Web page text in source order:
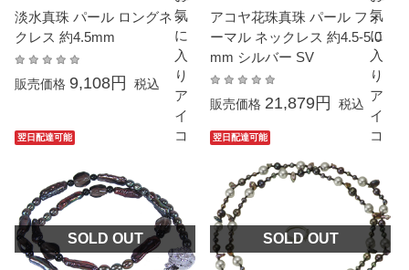
淡水真珠 パール ロングネッ
クレス 約4.5mm
販売価格 9,108円 税込
アコヤ花珠真珠 パール フォ
ーマル ネックレス 約4.5-5.0
mm シルバー SV
販売価格 21,879円 税込
翌日配達可能
SOLD OUT
翌日配達可能
SOLD OUT